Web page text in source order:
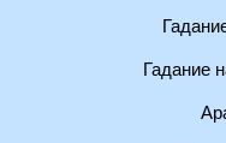
Гадание